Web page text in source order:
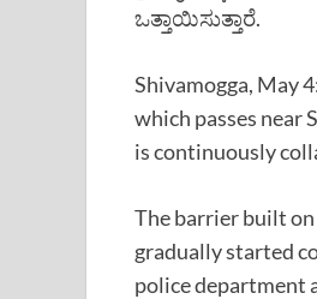
ಒತ್ತಾಯಿಸುತ್ತಾರೆ.
Shivamogga, May
which passes near
is continuously
The barrier built on
gradually started
police department